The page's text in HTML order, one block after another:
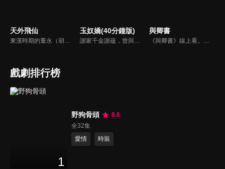
天外飛仙
東漢時期的董永（胡歌），偶遇了玉皇大帝的女兒七仙女（林依晨）進而相愛，然而人仙殊途，他們的愛情，不可能得到月老的祝福。小七更被玉帝懲罰關入幽冥園。在眾仙的求情下，玉帝批准小七與董永回到人間並且結為夫妻，但限期只有一百天。他們相信彼此真心相愛，直到天荒地老，他們一定可以相見﹗
玉奴嬌(40分鐘版)
謝家千金謝蘊，曾與殷稷相識相愛，卻被誤會為背叛殷稷轉嫁齊王的始亂終棄之人。殷稷登上王位後，開啟了謝蘊地獄般的宮廷生活。謝蘊在與殷稷的愛恨糾葛中依然守住本心，兩人攜手粉碎了逆賊的陰謀。
與卿書
《與卿書》線上看。姚州都督左經綸在上任途中誤入與世隔絕的村落—桃花塢，這裡有一個奇特的習俗，女子只有談過戀愛才算成年，左經綸突然出現在柳卿卿的「阿羅風」上任儀式，被族人認定為天意，強行留下左經綸在桃花塢……
戲劇排行榜
1
野狗骨頭
8.6
全32集
愛情
時裝